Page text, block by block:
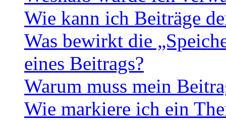
Wie kann ich Beiträge
Was bewirkt die
eines Beitrags?
Warum muss mein
Wie markiere ich ein